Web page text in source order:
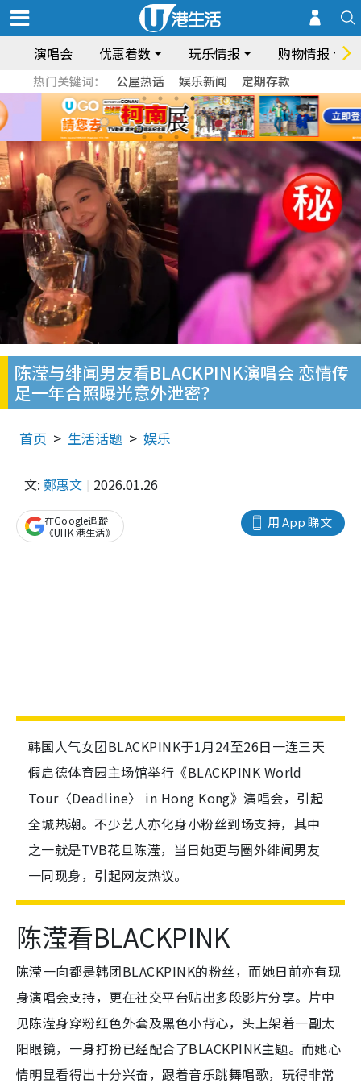
演唱会 优惠着数 玩乐情报 购物情报
热门关键词： 公屋热话 娱乐新闻 定期存款
陈滢与绯闻男友看BLACKPINK演唱会 恋情传
足一年合照曝光意外泄密？
首页 生活话题 娱乐
文: 鄭惠文 2026.01.26
用 App 睇文
在Google追蹤
《UHK 港生活》
韩国人气女团BLACKPINK于1月24至26日一连三天
假启德体育园主场馆举行《BLACKPINK World
Tour〈Deadline〉 in Hong Kong》演唱会，引起
全城热潮。不少艺人亦化身小粉丝到场支持，其中
之一就是TVB花旦陈滢，当日她更与圈外绯闻男友
一同现身，引起网友热议。
陈滢看BLACKPINK
陈滢一向都是韩团BLACKPINK的粉丝，而她日前亦有现
身演唱会支持，更在社交平台贴出多段影片分享。片中
见陈滢身穿粉红色外套及黑色小背心，头上架着一副太
阳眼镜，一身打扮已经配合了BLACKPINK主题。而她心
情明显看得出十分兴奋，跟着音乐跳舞唱歌，玩得非常